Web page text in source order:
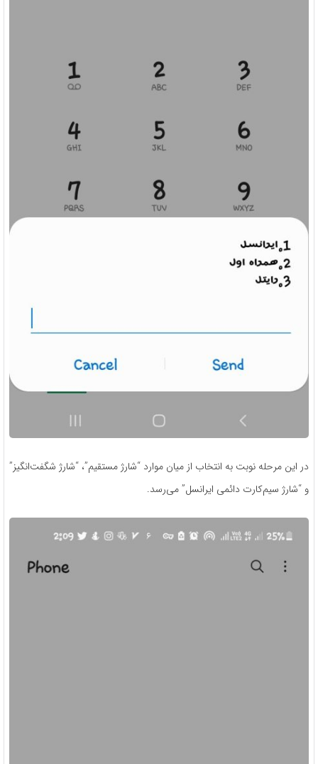
در این مرحله نوبت به انتخاب از میان موارد “شارژ مستقیم”، “شارژ شگفت‌انگیز”
و “شارژ سیم‌کارت دائمی ایرانسل” می‌رسد.